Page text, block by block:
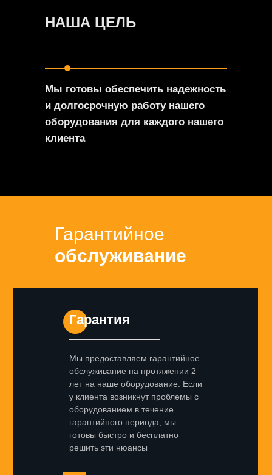
НАША ЦЕЛЬ
Мы готовы обеспечить надежность
и долгосрочную работу нашего
оборудования для каждого нашего
клиента
Гарантийное
обслуживание
Мы предоставляем гарантийное
обслуживание на протяжении 2
лет на наше оборудование. Если
у клиента возникнут проблемы с
оборудованием в течение
гарантийного периода, мы
готовы быстро и бесплатно
решить эти нюансы
Гарантия